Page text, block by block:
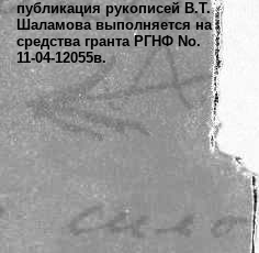
публикация рукописей В.Т.
Шаламова выполняется на
средства гранта РГНФ No.
11-04-12055в.